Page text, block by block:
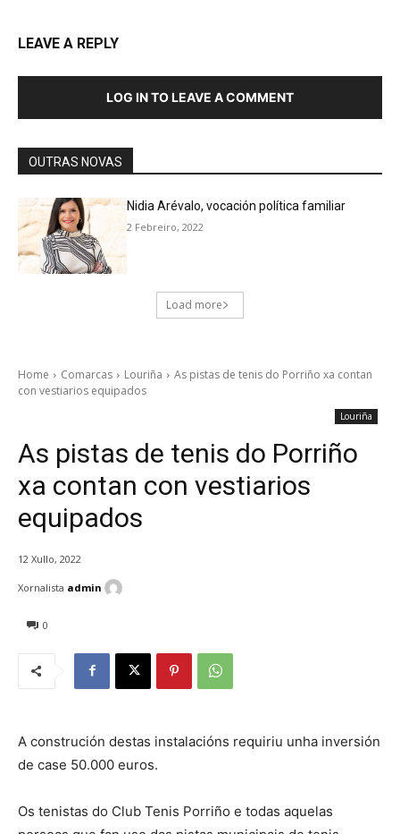
LEAVE A REPLY
LOG IN TO LEAVE A COMMENT
OUTRAS NOVAS
Nidia Arévalo, vocación política familiar
2 Febreiro, 2022
Load more